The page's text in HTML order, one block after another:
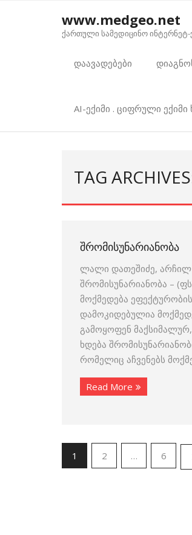
www.medgeo.net
ქართული სამედიცინო
დაავადებები
AI-ექიმი . ციფრული
TAG
ᲨᲠᲝᲛᲘᲡᲣᲜᲐᲠᲘᲐᲜᲝᲑᲐ
ლალი დათეშიძე, არჩილ
შრომისუნარიანობა –
მოქმედება
დამოკიდებულია
გამოყოფენ
ხდება
რომელიც აჩვენებს
Read More
1 2 … 6